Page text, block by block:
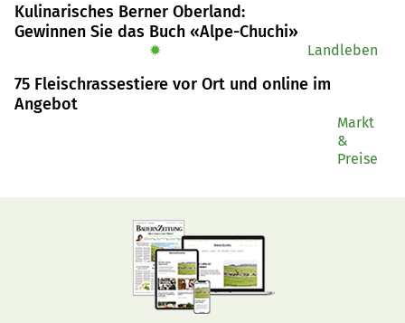
24 Jahren aus der Ukraine vom Angebot von Agriviva
profitieren.
Kulinarisches Berner Oberland:
Gewinnen Sie das Buch «Alpe-Chuchi»
✹ Landleben
75 Fleischrassestiere vor Ort und online im
Angebot
Markt
&
Preise